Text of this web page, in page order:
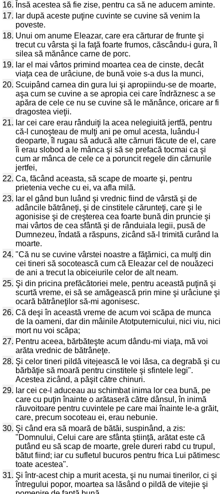
16. Însă acestea să fie zise, pentru ca să ne aducem aminte.
17. Iar după aceste puţine cuvinte se cuvine să venim la
poveste.
18. Unui om anume Eleazar, care era cărturar de frunte şi
trecut cu vârsta şi la faţă foarte frumos, căscându-i gura, îl
silea să mănânce carne de porc.
19. Iar el mai vârtos primind moartea cea de cinste, decât
viaţa cea de urâciune, de bună voie s-a dus la munci,
20. Scuipând carnea din gura lui şi apropiindu-se de moarte,
aşa cum se cuvine a se apropia cei care îndrăznesc a se
apăra de cele ce nu se cuvine să le mănânce, oricare ar fi
dragostea vieţii.
21. Iar cei care erau rânduiţi la acea nelegiuită jertfă, pentru
că-l cunoşteau de mulţi ani pe omul acesta, luându-l
deoparte, îl rugau să aducă alte cărnuri făcute de el, care
îi erau slobod a le mânca şi să se prefacă tocmai ca şi
cum ar mânca de cele ce a poruncit regele din cărnurile
jertfei,
22. Ca, făcând aceasta, să scape de moarte şi, pentru
prietenia veche cu ei, va afla milă.
23. Iar el gând bun luând şi vrednic fiind de vârstă şi de
adâncile bătrâneţi, şi de cinstitele cărunteţi, care şi le
agonisise şi de creşterea cea foarte bună din pruncie şi
mai vârtos de cea sfântă şi de rânduiala legii, pusă de
Dumnezeu, îndată a răspuns, zicând să-l trimită curând la
moarte.
24. "Că nu se cuvine vârstei noastre a făţărnici, ca mulţi din
cei tineri să socotească cum că Eleazar cel de nouăzeci
de ani a trecut la obiceiurile celor de alt neam.
25. Şi din pricina prefăcătoriei mele, pentru această puţină şi
scurtă vreme, ei să se amăgească prin mine şi urâciune şi
ocară bătrâneţilor să-mi agonisesc.
26. Că deşi în această vreme de acum voi scăpa de munca
de la oameni, dar din mâinile Atotputernicului, nici viu, nici
mort nu voi scăpa;
27. Pentru aceea, bărbăteşte acum dându-mi viaţa, mă voi
arăta vrednic de bătrâneţe.
28. Şi celor tineri pildă vitejească le voi lăsa, ca degrabă şi cu
bărbăţie să moară pentru cinstitele şi sfintele legi".
Acestea zicând, a păşit către chinuri.
29. Iar cei ce-l aduceau au schimbat inima lor cea bună, pe
care cu puţin înainte o arătaseră către dânsul, în inimă
răuvoitoare pentru cuvintele pe care mai înainte le-a grăit,
care, precum socoteau ei, erau nebunie.
30. Şi când era să moară de bătăi, suspinând, a zis:
"Domnului, Celui care are sfânta ştiinţă, arătat este că
putând eu să scap de moarte, grele dureri rabd cu trupul,
bătut fiind; iar cu sufletul bucuros pentru frica Lui pătimesc
toate acestea".
31. Şi într-acest chip a murit acesta, şi nu numai tinerilor, ci şi
întregului popor, moartea sa lăsând o pildă de vitejie şi